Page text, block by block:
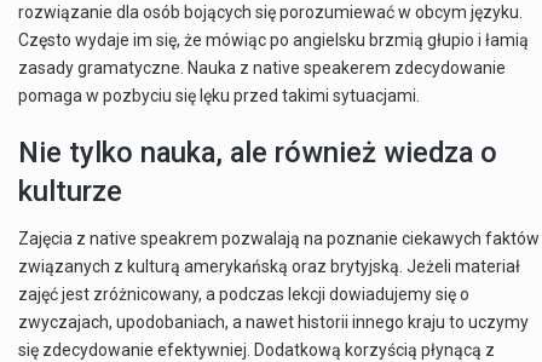
rozwiązanie dla osób bojących się porozumiewać w obcym języku.
Często wydaje im się, że mówiąc po angielsku brzmią głupio i łamią
zasady gramatyczne. Nauka z native speakerem zdecydowanie
pomaga w pozbyciu się lęku przed takimi sytuacjami.
Nie tylko nauka, ale również wiedza o
kulturze
Zajęcia z native speakrem pozwalają na poznanie ciekawych faktów
związanych z kulturą amerykańską oraz brytyjską. Jeżeli materiał
zajęć jest zróżnicowany, a podczas lekcji dowiadujemy się o
zwyczajach, upodobaniach, a nawet historii innego kraju to uczymy
się zdecydowanie efektywniej. Dodatkową korzyścią płynącą z